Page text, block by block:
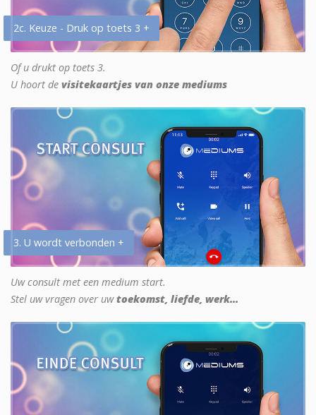
2c. Keuze - Druk op toets 3 +
Of u drukt op toets 3.
U hoort de visitekaartjes van onze mediums
3. U wordt verbonden +
Uw consult met een medium start.
Stel uw vragen over uwtoekomst, liefde, werk...